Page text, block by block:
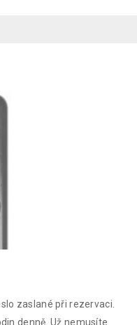
zaslané při rezervaci.
denně. Už nemusíte